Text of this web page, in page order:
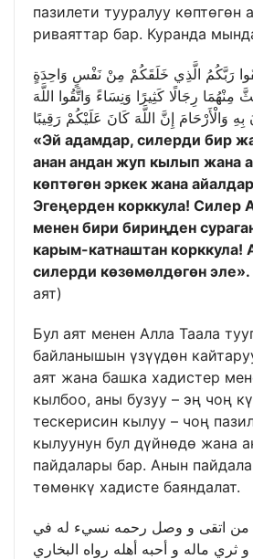
пазилети тууралуу көптөгөн
риваяттар бар. Куранда
رَبَّكُمُ الَّذِي خَلَقَكُمْ مِنْ نَفْسٍ وَاحِدَةٍ
رِجَالًا كَثِيرًا وَنِسَاءً وَاتَّقُوا اللَّهَ
«Эй адамдар, силерди бир
анан андан жуп кылып жана
көптөгөн эркек жана
Эгеңерден корккула! Силер
менен бири бириңден
карым-катнаштан корккула!
силерди көзөмөлдөгөн эле».
аят)
Бул аят менен Алла Таала
байланышын үзүүдөн
аят жана башка хадистер
кылбоо, аны бузуу – эң чоң
тескерисин кылуу – чоң
кылуунун бул дүйнөдө жана
пайдалары бар. Анын
төмөнкү хадисте баяндалат.
من اتقى و وصل رحمه نسيء له في
ثري ماله و أحبه أهله رواه البخاري